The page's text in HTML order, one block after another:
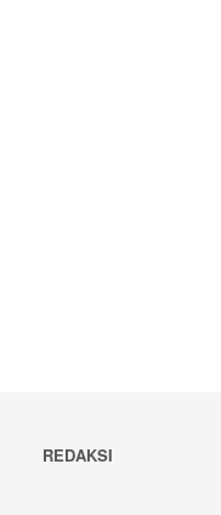
REDAKSI